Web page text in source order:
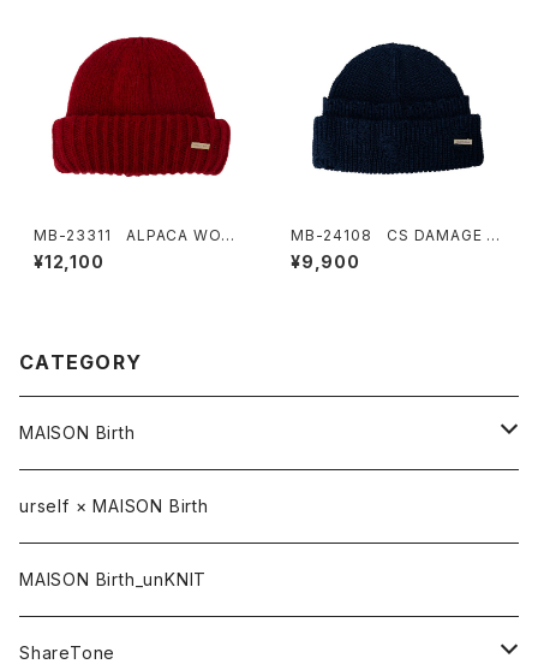
MB-23311 ALPACA WOOL
W KNIT
¥12,100
MB-24108 CS DAMAGE K
NIT WATCH
¥9,900
CATEGORY
MAISON Birth
CAP / キャップ
HAT / ハット
KNIT / ニット
urself × MAISON Birth
MAISON Birth_unKNIT
ShareTone